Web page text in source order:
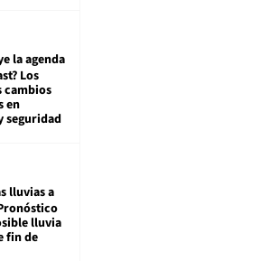
la agenda
Los
cambios
en
seguridad
lluvias a
lluvia
fin de